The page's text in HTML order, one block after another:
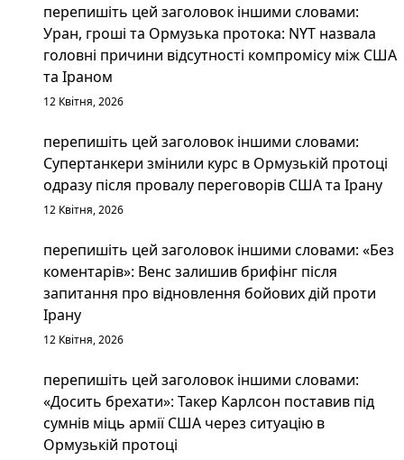
перепишіть цей заголовок іншими словами:
Уран, гроші та Ормузька протока: NYT назвала
головні причини відсутності компромісу між США
та Іраном
12 Квітня, 2026
перепишіть цей заголовок іншими словами:
Супертанкери змінили курс в Ормузькій протоці
одразу після провалу переговорів США та Ірану
12 Квітня, 2026
перепишіть цей заголовок іншими словами: «Без
коментарів»: Венс залишив брифінг після
запитання про відновлення бойових дій проти
Ірану
12 Квітня, 2026
перепишіть цей заголовок іншими словами:
«Досить брехати»: Такер Карлсон поставив під
сумнів міць армії США через ситуацію в
Ормузькій протоці